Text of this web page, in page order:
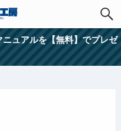
ュアルを【無料】でプレゼ